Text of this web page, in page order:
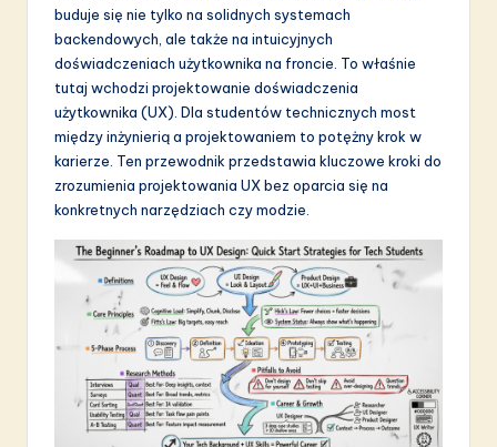
in
A
&
buduje się nie tylko na solidnych systemach
backendowych, ale także na intuicyjnych
doświadczeniach użytkownika na froncie. To właśnie
tutaj wchodzi projektowanie doświadczenia
użytkownika (UX). Dla studentów technicznych most
między inżynierią a projektowaniem to potężny krok w
karierze. Ten przewodnik przedstawia kluczowe kroki do
zrozumienia projektowania UX bez oparcia się na
konkretnych narzędziach czy modzie.